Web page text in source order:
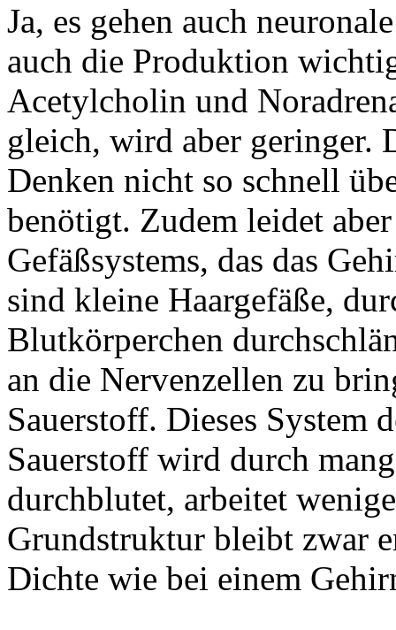
Ja, es gehen auch
auch die Produktion
Acetylcholin und
gleich, wird aber geringer.
Denken nicht so schnell
benötigt. Zudem leidet
Gefäßsystems, das das
sind kleine Haargefäße,
Blutkörperchen
an die Nervenzellen zu
Sauerstoff. Dieses System
Sauerstoff wird durch
durchblutet, arbeitet
Grundstruktur bleibt zwar
Dichte wie bei einem